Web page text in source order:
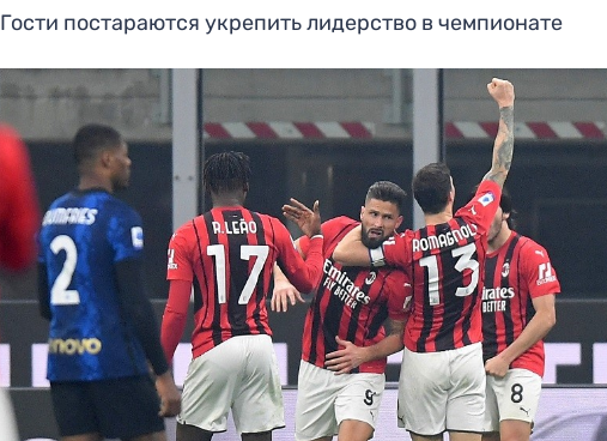
Гости постараются укрепить лидерство в чемпионате